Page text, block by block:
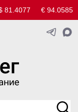
81.4077 € 94.0585